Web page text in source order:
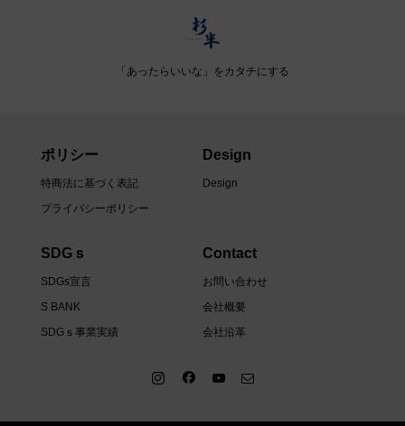
「あったらいいな」をカタチにする
ポリシー
特商法に基づく表記
プライバシーポリシー
Design
Design
SDGｓ
SDGs宣言
S BANK
SDGｓ事業実績
Contact
お問い合わせ
会社概要
会社沿革